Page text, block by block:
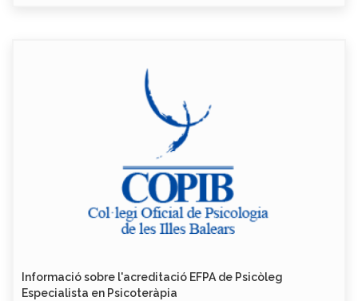
Informació sobre l'acreditació EFPA de Psicòleg
Especialista en Psicoteràpia